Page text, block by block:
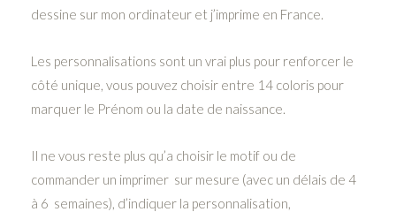
dessine sur mon ordinateur et j’imprime en France.
Les personnalisations sont un vrai plus pour renforcer le
côté unique, vous pouvez choisir entre 14 coloris pour
marquer le Prénom ou la date de naissance.
Il ne vous reste plus qu’a choisir le motif ou de
commander un imprimer sur mesure (avec un délais de 4
à 6 semaines), d’indiquer la personnalisation,